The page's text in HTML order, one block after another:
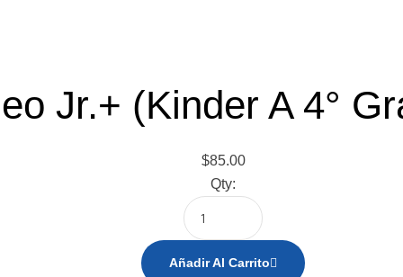
Jr.+ (Kinder A 4°
$85.00
Qty:
Añadir Al Carrito